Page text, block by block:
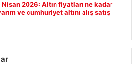
Nisan 2026: Altın fiyatları ne kadar
ve cumhuriyet altını alış satış